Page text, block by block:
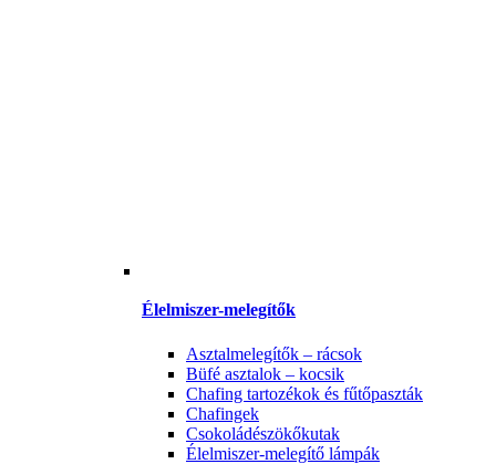
Élelmiszer-melegítők
Asztalmelegítők – rácsok
Büfé asztalok – kocsik
Chafing tartozékok és fűtőpaszták
Chafingek
Csokoládészökőkutak
Élelmiszer-melegítő lámpák